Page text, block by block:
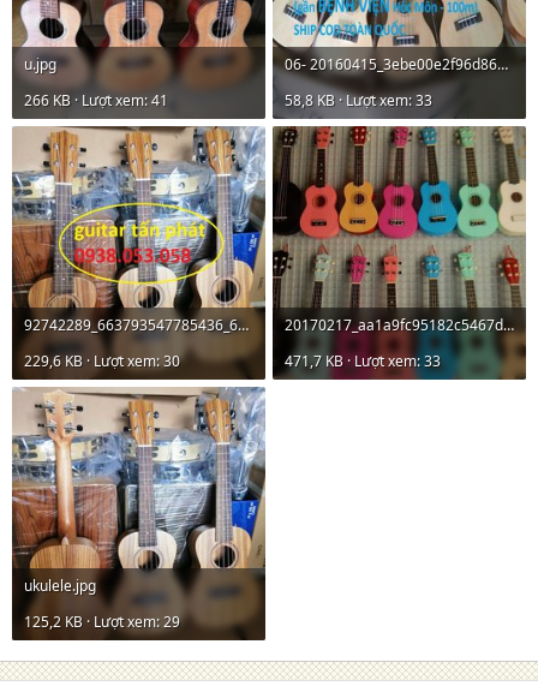
u.jpg
266 KB · Lượt xem: 41
06- 20160415_3ebe00e2f96d867b9af446d5a0b40986_1460687528_500x500.jpg
58,8 KB · Lượt xem: 33
92742289_663793547785436_673252045091766272_o.jpg
229,6 KB · Lượt xem: 30
20170217_aa1a9fc95182c5467d0e0aa69a2f4c7c_1487308289.jpg
471,7 KB · Lượt xem: 33
ukulele.jpg
125,2 KB · Lượt xem: 29